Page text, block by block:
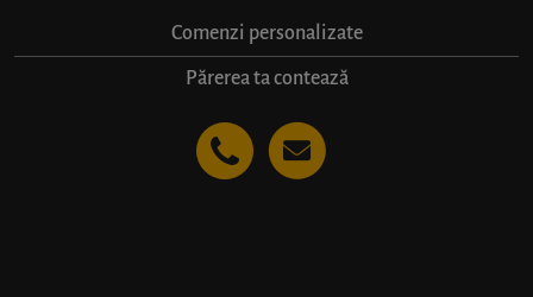
Comenzi personalizate
Părerea ta contează